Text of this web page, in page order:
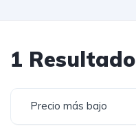
1 Resultado
Precio más bajo